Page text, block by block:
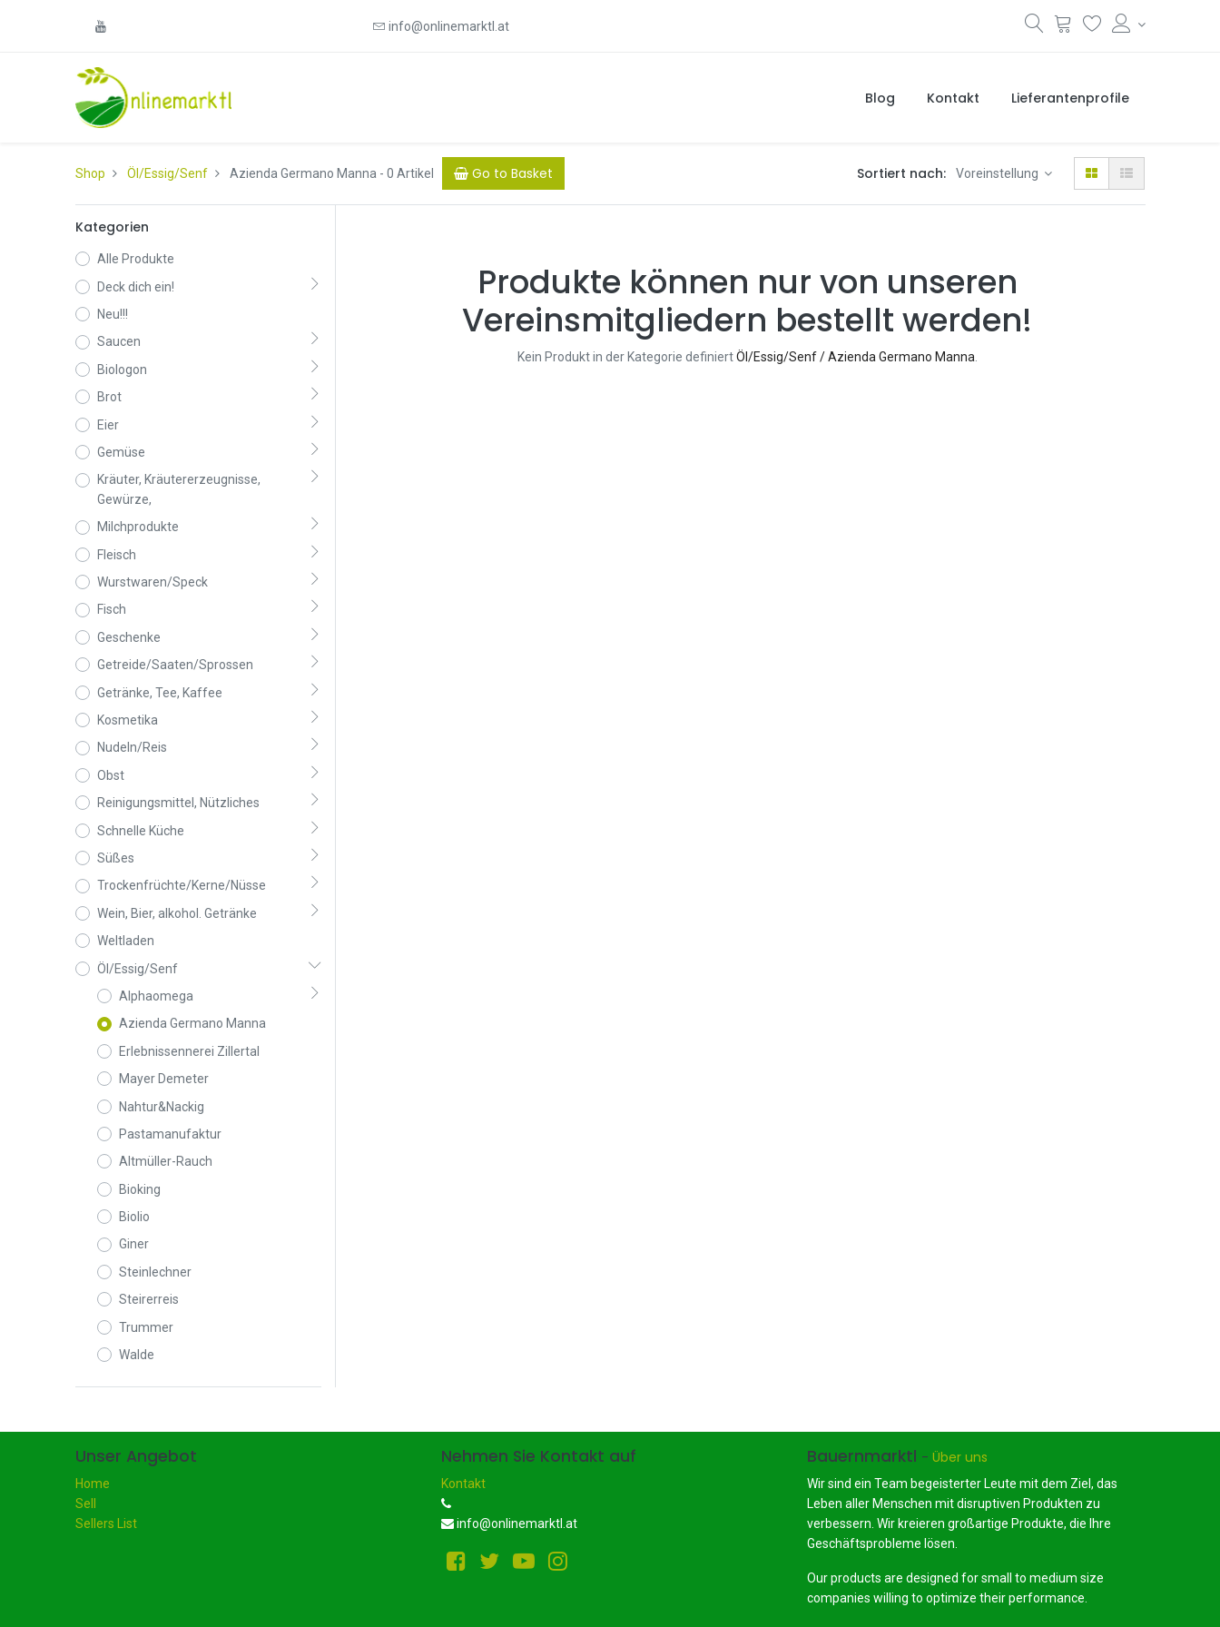
info@onlinemarktl.at
Blog Kontakt Lieferantenprofile
Shop Öl/Essig/Senf Azienda Germano Manna - 0 Artikel Go to Basket Sortiert nach: Voreinstellung
Kategorien
Alle Produkte
Deck dich ein!
Neu!!!
Saucen
Biologon
Brot
Eier
Gemüse
Kräuter, Kräutererzeugnisse,
Gewürze,
Milchprodukte
Fleisch
Wurstwaren/Speck
Fisch
Geschenke
Getreide/Saaten/Sprossen
Getränke, Tee, Kaffee
Kosmetika
Nudeln/Reis
Obst
Reinigungsmittel, Nützliches
Schnelle Küche
Süßes
Trockenfrüchte/Kerne/Nüsse
Wein, Bier, alkohol. Getränke
Weltladen
Öl/Essig/Senf
Alphaomega
Azienda Germano Manna
Erlebnissennerei Zillertal
Mayer Demeter
Nahtur&Nackig
Pastamanufaktur
Altmüller-Rauch
Bioking
Biolio
Giner
Steinlechner
Steirerreis
Trummer
Walde
Produkte können nur von unseren
Vereinsmitgliedern bestellt werden!
Kein Produkt in der Kategorie definiertÖl/Essig/Senf / Azienda Germano Manna
Unser Angebot
Home
Sell
Sellers List
Nehmen Sie Kontakt auf
Kontakt
info@onlinemarktl.at
Bauernmarktl - Über uns
Wir sind ein Team begeisterter Leute mit dem Ziel, das
Leben aller Menschen mit disruptiven Produkten zu
verbessern. Wir kreieren großartige Produkte, die Ihre
Geschäftsprobleme lösen.
Our products are designed for small to medium size
companies willing to optimize their performance.